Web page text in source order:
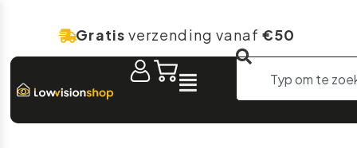
Gratis verzending vanaf €50